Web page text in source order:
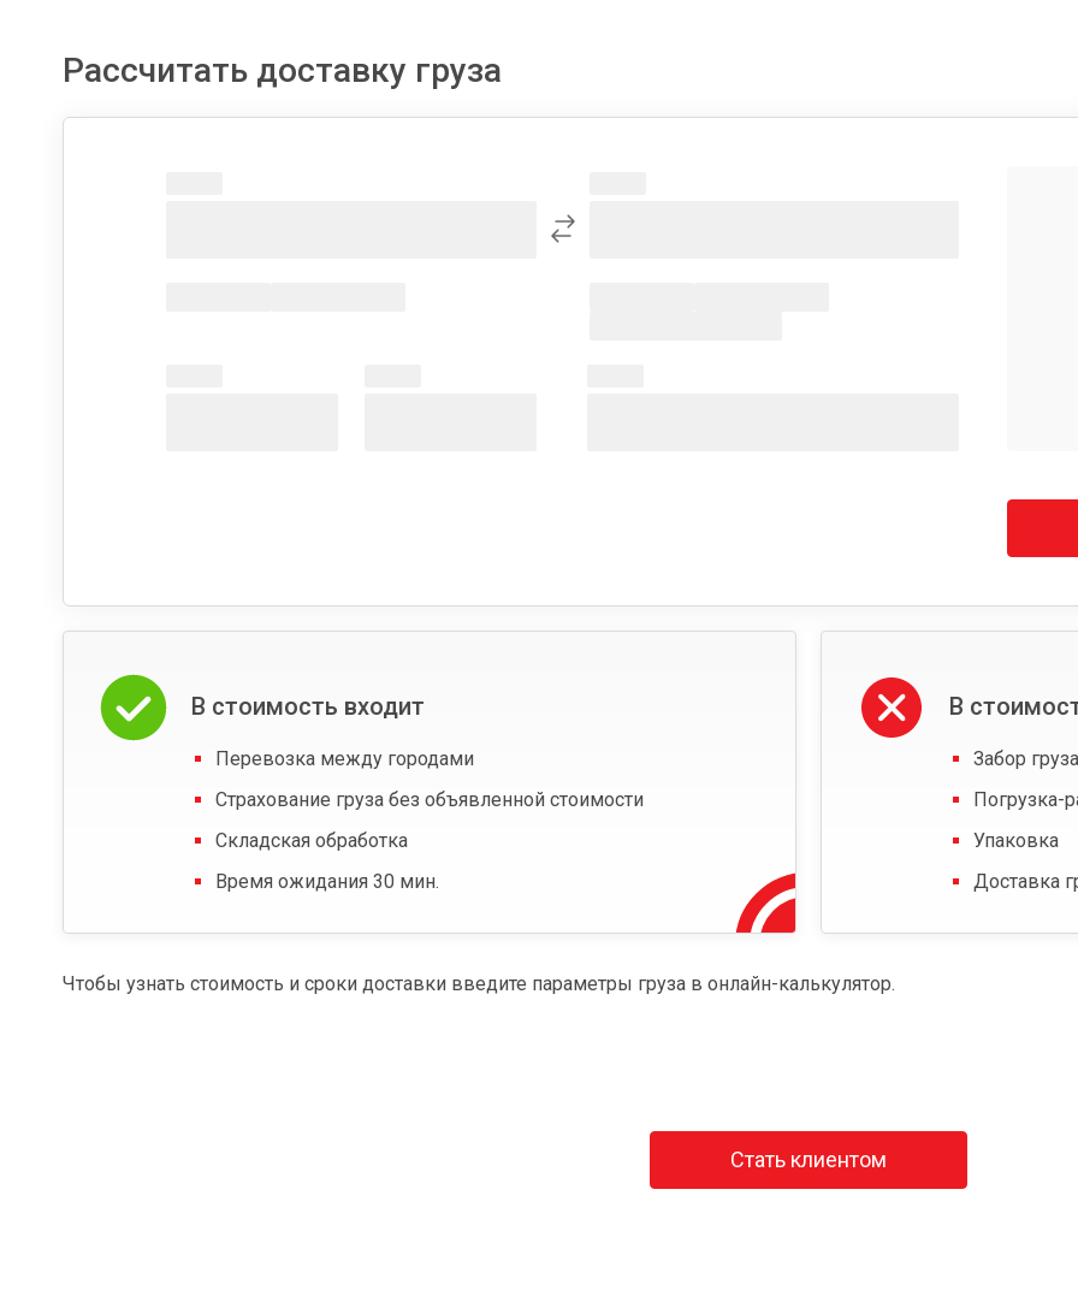
Рассчитать доставку груза
В стоимость входит
Перевозка между городами
Страхование груза без объявленной стоимости
Складская обработка
Время ожидания 30 мин.
В
Забор
Погрузка-
Упаковка
Доставка
Чтобы узнать стоимость и сроки доставки введите параметры груза в онлайн-калькулятор.
Стать клиентом